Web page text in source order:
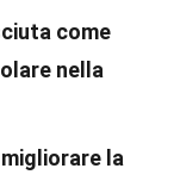
come
nella
la